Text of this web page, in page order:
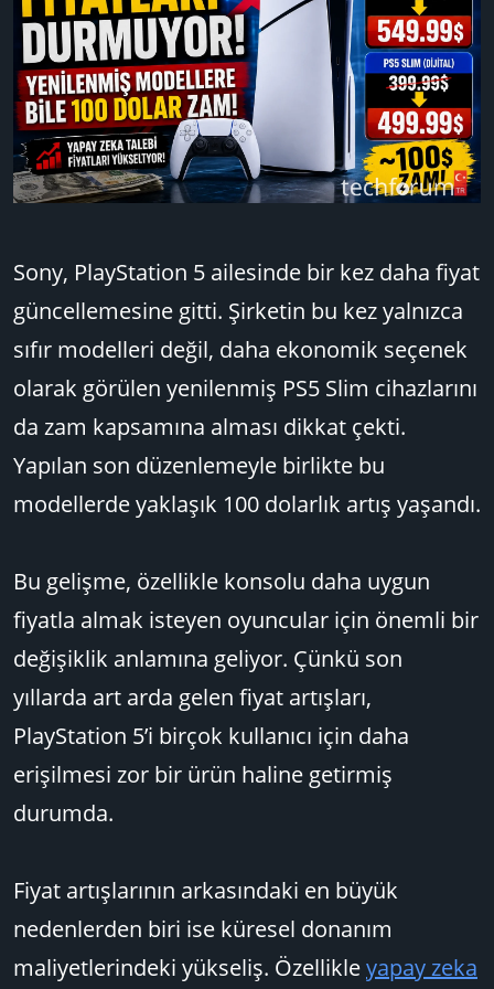
n
h
i
Sony, PlayStation 5 ailesinde bir kez daha fiyat
güncellemesine gitti. Şirketin bu kez yalnızca
sıfır modelleri değil, daha ekonomik seçenek
olarak görülen yenilenmiş PS5 Slim cihazlarını
da zam kapsamına alması dikkat çekti.
Yapılan son düzenlemeyle birlikte bu
modellerde yaklaşık 100 dolarlık artış yaşandı.
Bu gelişme, özellikle konsolu daha uygun
fiyatla almak isteyen oyuncular için önemli bir
değişiklik anlamına geliyor. Çünkü son
yıllarda art arda gelen fiyat artışları,
PlayStation 5’i birçok kullanıcı için daha
erişilmesi zor bir ürün haline getirmiş
durumda.
Fiyat artışlarının arkasındaki en büyük
nedenlerden biri ise küresel donanım
maliyetlerindeki yükseliş. Özellikleyapay zeka